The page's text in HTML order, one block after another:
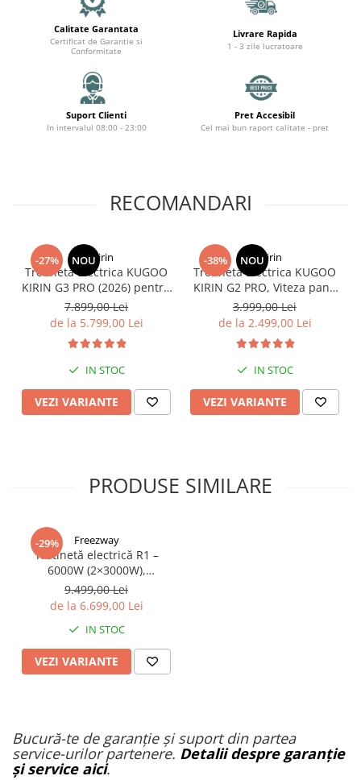
Calitate Garantata
Certificat de Garantie si
Conformitate
Livrare Rapida
1 - 3 zile lucratoare
Suport Clienti
In intervalul 08:00 - 23:00
Pret Accesibil
Cel mai bun raport calitate - pret
RECOMANDARI
-27% NOU
KuKirin
Trotineta Electrica KUGOO
KIRIN G3 PRO (2026) pentru
Teren Accidentat (Off-Road
Electric Scooter) - Motor
Dual 2x1200W, Autonomie
de 80km, Viteză Până la
65km/h, Baterie 52V 23.2Ah
7.899,00 Lei
de la 5.799,00 Lei
IN STOC
VEZI VARIANTE
-38% NOU
KuKirin
Trotineta Electrica KUGOO
KIRIN G2 PRO, Viteza pana
la 45km/h, Autonomie
55Km, Motor 600W, 48V
15Ah
3.999,00 Lei
de la 2.499,00 Lei
IN STOC
VEZI VARIANTE
PRODUSE SIMILARE
-29% Freezway
Trotinetă electrică R1 –
6000W (2×3000W),
autonomie 100 km, viteză
90 km/h, suspensie dublă,
frâne hidraulice
9.499,00 Lei
de la 6.699,00 Lei
IN STOC
VEZI VARIANTE
Bucură-te de garanție și suport din partea
service-urilor partenere. Detalii despre garanție
și service aici.